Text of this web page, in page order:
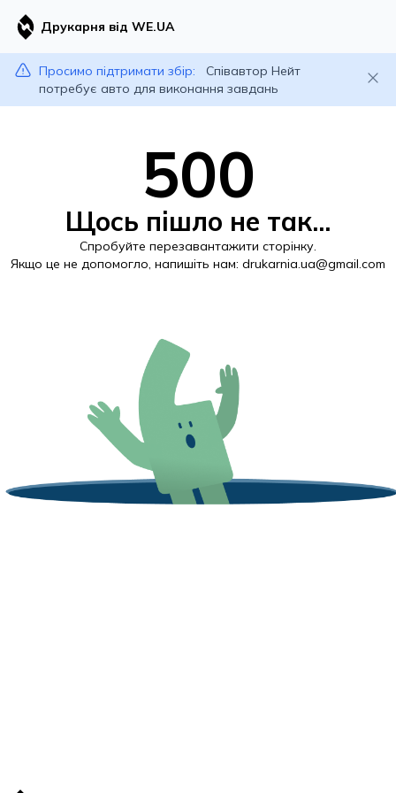
Друкарня від WE.UA
Просимо підтримати збір:
Співавтор Нейт
потребує авто для виконання завдань
500
Щось пішло не так...
Спробуйте перезавантажити сторінку.
Якщо це не допомогло, напишіть нам: drukarnia.ua@gmail.com